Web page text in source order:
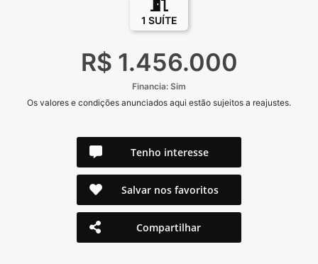
1 SUÍTE
R$ 1.456.000
Financia: Sim
Os valores e condições anunciados aqui estão sujeitos a reajustes.
Tenho interesse
Salvar nos favoritos
Compartilhar